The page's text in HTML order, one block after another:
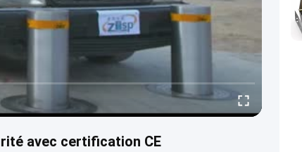
avec certification CE